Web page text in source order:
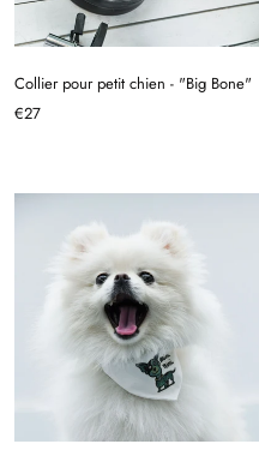
Collier pour petit chien - "Big Bone"
€27